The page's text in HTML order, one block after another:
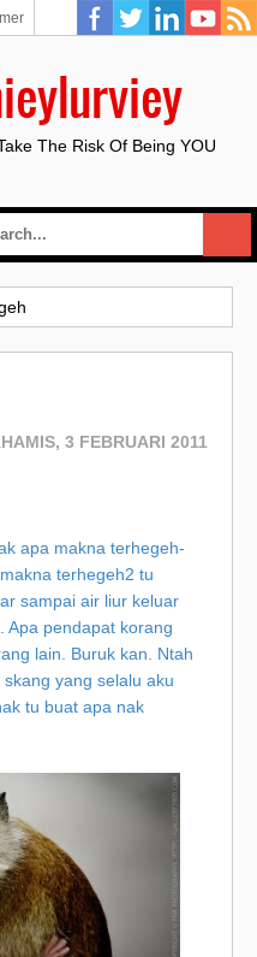
The Risk Of Being YOU
3 FEBRUARI 2011
apa makna terhegeh-
terhegeh2 tu
sampai air liur keluar
Apa pendapat korang
lain. Buruk kan. Ntah
yang selalu aku
tu buat apa nak